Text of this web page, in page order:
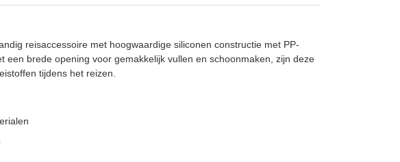
reisaccessoire met hoogwaardige siliconen constructie met PP-
een brede opening voor gemakkelijk vullen en schoonmaken, zijn deze
tijdens het reizen.